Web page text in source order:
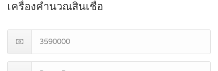
เครื่องคำนวณสินเชื่อ